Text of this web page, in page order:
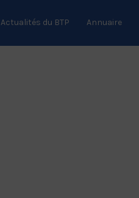
Actualités du BTP Annuaire